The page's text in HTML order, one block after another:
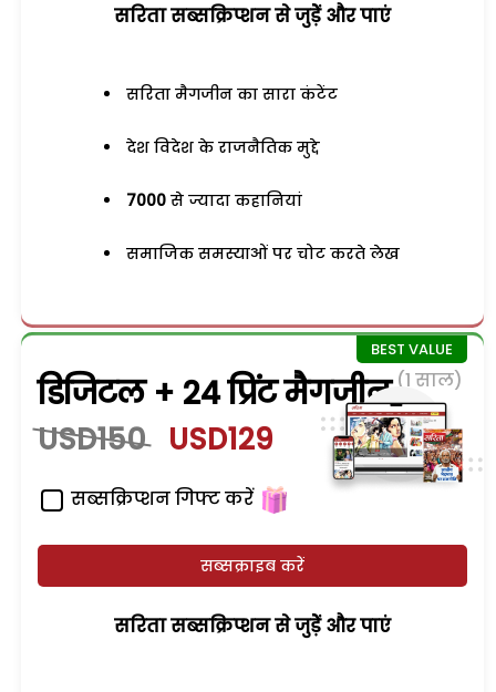
सरिता सब्सक्रिप्शन से जुड़ेें और पाएं
सरिता मैगजीन का सारा कंटेंट
देश विदेश के राजनैतिक मुद्दे
7000 से ज्यादा कहानियां
समाजिक समस्याओं पर चोट करते लेख
डिजिटल + 24 प्रिंट मैगजीन (1 साल)
USD150 USD129
सब्सक्रिप्शन गिफ्ट करें
सब्सक्राइब करें
सरिता सब्सक्रिप्शन से जुड़ेें और पाएं